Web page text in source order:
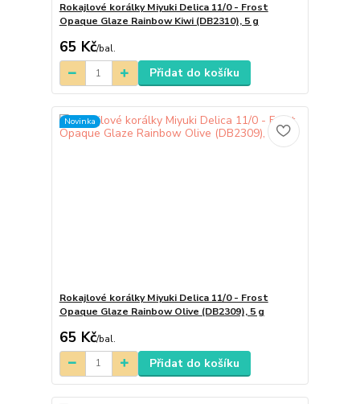
Rokajlové korálky Miyuki Delica 11/0 - Frost
Opaque Glaze Rainbow Kiwi (DB2310), 5 g
65 Kč/bal.
Přidat do košíku
Novinka
Rokajlové korálky Miyuki Delica 11/0 - Frost
Opaque Glaze Rainbow Olive (DB2309), 5 g
65 Kč/bal.
Přidat do košíku